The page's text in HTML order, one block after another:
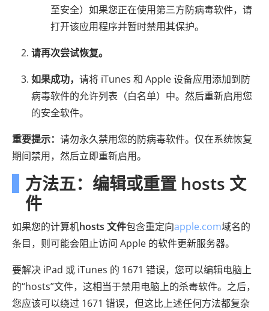
至安全）如果您正在使用第三方防病毒软件，请
打开该应用程序并暂时禁用其保护。
请再次尝试恢复。
如果成功， 请将 iTunes 和 Apple 设备应用添加到防
病毒软件的允许列表（白名单）中。然后重新启用您
的安全软件。
重要提示： 请勿永久禁用您的防病毒软件。仅在系统恢复
期间禁用，然后立即重新启用。
方法五：编辑或重置 hosts 文
件
如果您的计算机hosts 文件包含重定向apple.com域名的
条目，则可能会阻止访问 Apple 的软件更新服务器。
要解决 iPad 或 iTunes 的 1671 错误，您可以编辑电脑上
的“hosts”文件，这相当于禁用电脑上的杀毒软件。之后，
您应该可以绕过 1671 错误，但这比上述任何方法都复杂